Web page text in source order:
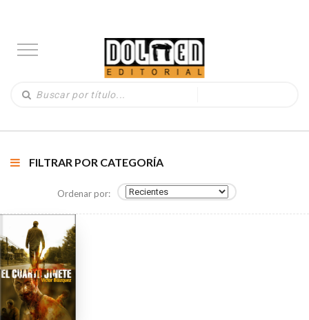
FILTRAR POR CATEGORÍA
Ordenar por: